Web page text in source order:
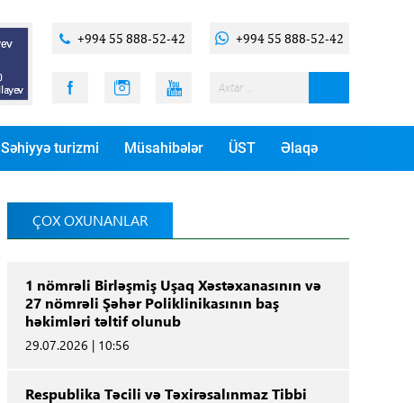
+994 55 888-52-42 +994 55 888-52-42
Səhiyyə turizmi Müsahibələr ÜST Əlaqə
ÇOX OXUNANLAR
1 nömrəli Birləşmiş Uşaq Xəstəxanasının və
27 nömrəli Şəhər Poliklinikasının baş
həkimləri təltif olunub
29.07.2026 | 10:56
Respublika Təcili və Təxirəsalınmaz Tibbi